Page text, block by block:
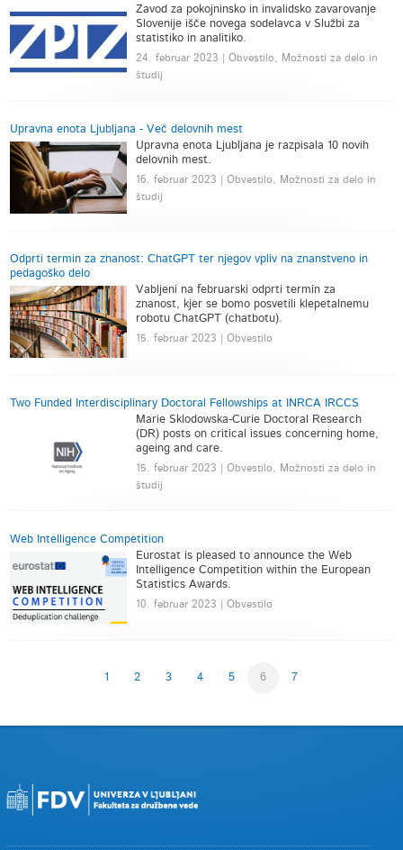
Zavod za pokojninsko in invalidsko zavarovanje
Slovenije išče novega sodelavca v Službi za
statistiko in analitiko.
24. februar 2023 | Obvestilo, Možnosti za delo in
študij
Upravna enota Ljubljana - Več delovnih mest
Upravna enota Ljubljana je razpisala 10 novih
delovnih mest.
16. februar 2023 | Obvestilo, Možnosti za delo in
študij
Odprti termin za znanost: ChatGPT ter njegov vpliv na znanstveno in
pedagoško delo
Vabljeni na februarski odprti termin za
znanost, kjer se bomo posvetili klepetalnemu
robotu ChatGPT (chatbotu).
15. februar 2023 | Obvestilo
Two Funded Interdisciplinary Doctoral Fellowships at INRCA IRCCS
Marie Sklodowska-Curie Doctoral Research
(DR) posts on critical issues concerning home,
ageing and care.
15. februar 2023 | Obvestilo, Možnosti za delo in
študij
Web Intelligence Competition
Eurostat is pleased to announce the Web
Intelligence Competition within the European
Statistics Awards.
10. februar 2023 | Obvestilo
1 2 3 4 5 6 7